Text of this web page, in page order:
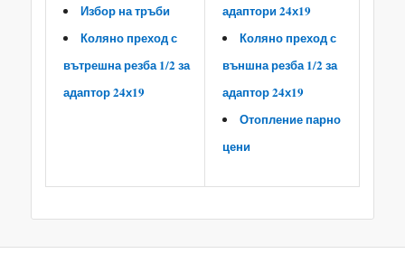
Избор на тръби
Коляно преход с
вътрешна резба 1/2 за
адаптор 24х19
адаптори 24х19
Коляно преход с
външна резба 1/2 за
адаптор 24х19
Отопление парно
цени